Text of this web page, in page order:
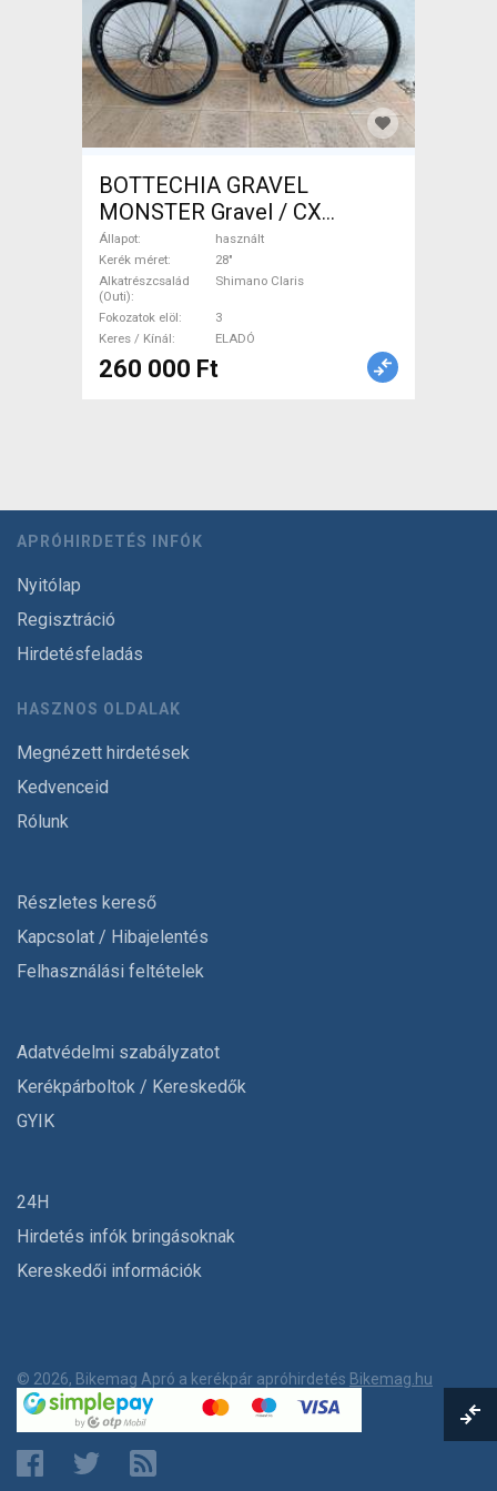
BOTTECHIA GRAVEL
MONSTER Gravel / CX
Shimano Claris tárcsafék
használt ELADÓ
Állapot
használt
Kerék méret
28"
Alkatrészcsalád
(Outi)
Shimano Claris
Fokozatok elöl
3
Keres / Kínál
ELADÓ
260 000 Ft
APRÓHIRDETÉS INFÓK
Nyitólap
Regisztráció
Hirdetésfeladás
HASZNOS OLDALAK
Megnézett hirdetések
Kedvenceid
Rólunk
Részletes kereső
Kapcsolat / Hibajelentés
Felhasználási feltételek
Adatvédelmi szabályzatot
Kerékpárboltok / Kereskedők
GYIK
24H
Hirdetés infók bringásoknak
Kereskedői információk
© 2026, Bikemag Apró a kerékpár apróhirdetés Bikemag.hu